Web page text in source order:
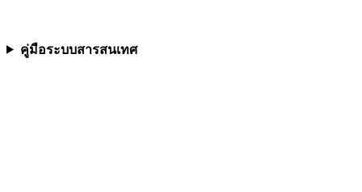
คู่มือระบบสารสนเทศ